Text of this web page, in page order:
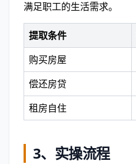
满足职工的生活需求。
提取条件
购买房屋
偿还房贷
租房自住
3、实操流程